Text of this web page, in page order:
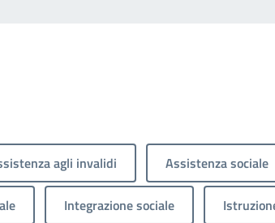
agli invalidi Assistenza sociale
Integrazione sociale